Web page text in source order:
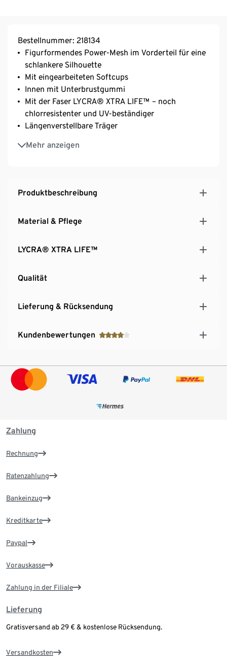
Bestellnummer: 218134
Figurformendes Power-Mesh im Vorderteil für eine
schlankere Silhouette
Mit eingearbeiteten Softcups
Innen mit Unterbrustgummi
Mit der Faser LYCRA® XTRA LIFE™ – noch
chlorresistenter und UV-beständiger
Längenverstellbare Träger
Mehr anzeigen
Größenempfehlung:
Gr. 38: Cups 70 ‒ 80B
Produktbeschreibung
Material & Pflege
LYCRA® XTRA LIFE™
Qualität
Lieferung & Rücksendung
Kundenbewertungen
Zahlung
Rechnung
Ratenzahlung
Bankeinzug
Kreditkarte
Paypal
Vorauskasse
Zahlung in der Filiale
Lieferung
Gratisversand ab 29 € & kostenlose Rücksendung.
Versandkosten